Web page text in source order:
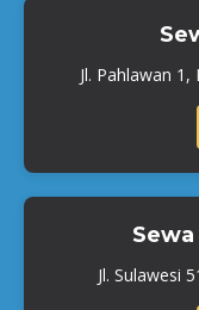
Jl. Pahlawan
Jl. Sulawesi